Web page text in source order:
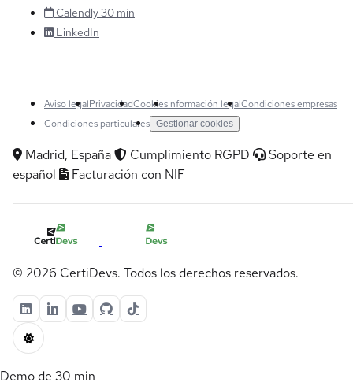
Calendly 30 min
LinkedIn
Aviso legalPrivacidadCookiesInformación legalCondiciones empresas
Condiciones particulares Gestionar cookies
Madrid, España Cumplimiento RGPD
Soporte en
español
Facturación con NIF
© 2026 CertiDevs. Todos los derechos reservados.
Demo de 30 min